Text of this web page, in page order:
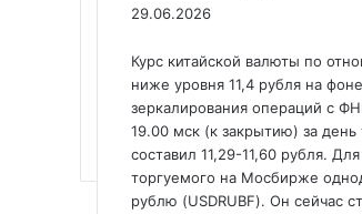
29.06.2026
Курс китайской валюты по
ниже уровня 11,4 рубля на
зеркалирования операций с
19.00 мск (к закрытию) за день
составил 11,29-11,60 рубля.
торгуемого на Мосбирже
рублю (USDRUBF). Он сейчас